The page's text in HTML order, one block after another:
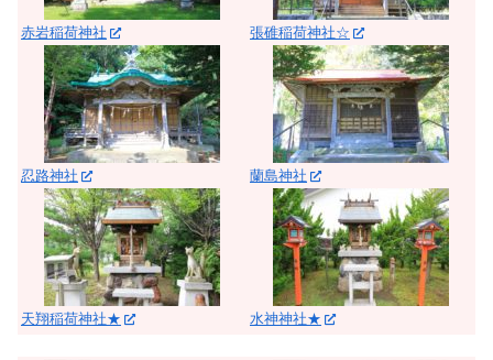
赤岩稲荷神社
忍路神社
天翔稲荷神社★
張碓稲荷神社☆
蘭島神社
水神神社★